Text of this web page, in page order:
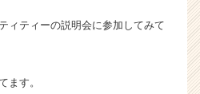
ィティーの説明会に参加してみて
ます。